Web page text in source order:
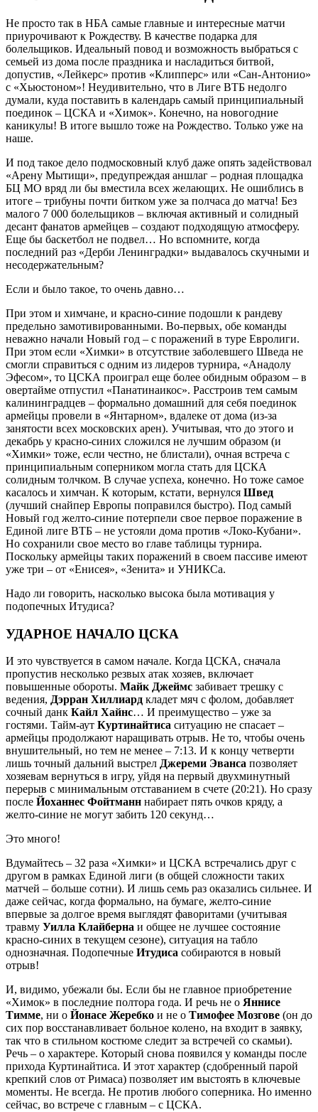
Не просто так в НБА самые главные и интересные матчи
приурочивают к Рождеству. В качестве подарка для
болельщиков. Идеальный повод и возможность выбраться с
семьей из дома после праздника и насладиться битвой,
допустив, «Лейкерс» против «Клипперс» или «Сан-Антонио»
с «Хьюстоном»! Неудивительно, что в Лиге ВТБ недолго
думали, куда поставить в календарь самый принципиальный
поединок – ЦСКА и «Химок». Конечно, на новогодние
каникулы! В итоге вышло тоже на Рождество. Только уже на
наше.
И под такое дело подмосковный клуб даже опять задействовал
«Арену Мытищи», предупреждая аншлаг – родная площадка
БЦ МО вряд ли бы вместила всех желающих. Не ошиблись в
итоге – трибуны почти битком уже за полчаса до матча! Без
малого 7 000 болельщиков – включая активный и солидный
десант фанатов армейцев – создают подходящую атмосферу.
Еще бы баскетбол не подвел… Но вспомните, когда
последний раз «Дерби Ленинградки» выдавалось скучными и
несодержательным?
Если и было такое, то очень давно…
При этом и химчане, и красно-синие подошли к рандеву
предельно замотивированными. Во-первых, обе команды
неважно начали Новый год – с поражений в туре Евролиги.
При этом если «Химки» в отсутствие заболевшего Шведа не
смогли справиться с одним из лидеров турнира, «Анадолу
Эфесом», то ЦСКА проиграл еще более обидным образом – в
овертайме отпустил «Панатинаикос». Расстроив тем самым
калининградцев – формально домашний для себя поединок
армейцы провели в «Янтарном», вдалеке от дома (из-за
занятости всех московских арен). Учитывая, что до этого и
декабрь у красно-синих сложился не лучшим образом (и
«Химки» тоже, если честно, не блистали), очная встреча с
принципиальным соперником могла стать для ЦСКА
солидным толчком. В случае успеха, конечно. Но тоже самое
касалось и химчан. К которым, кстати, вернулся Швед
(лучший снайпер Европы поправился быстро). Под самый
Новый год желто-синие потерпели свое первое поражение в
Единой лиге ВТБ – не устояли дома против «Локо-Кубани».
Но сохранили свое место во главе таблицы турнира.
Поскольку армейцы таких поражений в своем пассиве имеют
уже три – от «Енисея», «Зенита» и УНИКСа.
Надо ли говорить, насколько высока была мотивация у
подопечных Итудиса?
УДАРНОЕ НАЧАЛО ЦСКА
И это чувствуется в самом начале. Когда ЦСКА, сначала
пропустив несколько резвых атак хозяев, включает
повышенные обороты. Майк Джеймс забивает трешку с
ведения, Дэрран Хиллиард кладет мяч с фолом, добавляет
сочный данк Кайл Хайнс… И преимущество – уже за
гостями. Тайм-аут Куртинайтиса ситуацию не спасает –
армейцы продолжают наращивать отрыв. Не то, чтобы очень
внушительный, но тем не менее – 7:13. И к концу четверти
лишь точный дальний выстрел Джереми Эванса позволяет
хозяевам вернуться в игру, уйдя на первый двухминутный
перерыв с минимальным отставанием в счете (20:21). Но сразу
после Йоханнес Фойтманн набирает пять очков кряду, а
желто-синие не могут забить 120 секунд…
Это много!
Вдумайтесь – 32 раза «Химки» и ЦСКА встречались друг с
другом в рамках Единой лиги (в общей сложности таких
матчей – больше сотни). И лишь семь раз оказались сильнее. И
даже сейчас, когда формально, на бумаге, желто-синие
впервые за долгое время выглядят фаворитами (учитывая
травму Уилла Клайберна и общее не лучшее состояние
красно-синих в текущем сезоне), ситуация на табло
однозначная. Подопечные Итудиса собираются в новый
отрыв!
И, видимо, убежали бы. Если бы не главное приобретение
«Химок» в последние полтора года. И речь не о Яннисе
Тимме, ни о Йонасе Жеребко и не о Тимофее Мозгове (он до
сих пор восстанавливает больное колено, на входит в заявку,
так что в стильном костюме следит за встречей со скамьи).
Речь – о характере. Который снова появился у команды после
прихода Куртинайтиса. И этот характер (сдобренный парой
крепкий слов от Римаса) позволяет им выстоять в ключевые
моменты. Не всегда. Не против любого соперника. Но именно
сейчас, во встрече с главным – с ЦСКА.